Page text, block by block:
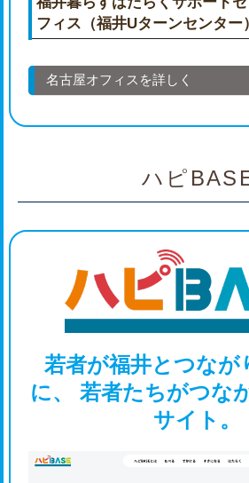
フィス（福井Uターンセンター）
名古屋オフィスを詳しく
ハピ
若者が福井とつなが
に、
若者たちがつな
サイト。